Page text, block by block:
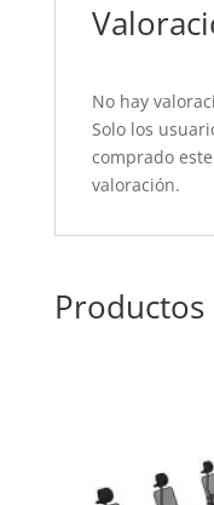
No hay
Solo los
comprado
valoración.